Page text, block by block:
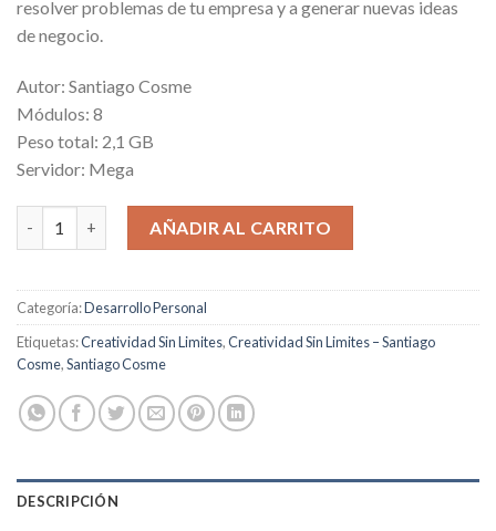
resolver problemas de tu empresa y a generar nuevas ideas
de negocio.
Autor: Santiago Cosme
Módulos: 8
Peso total: 2,1 GB
Servidor: Mega
Creatividad Sin Limites cantidad
AÑADIR AL CARRITO
Categoría:Desarrollo Personal
Etiquetas:Creatividad Sin Limites,Creatividad Sin Limites – Santiago
Cosme,Santiago Cosme
DESCRIPCIÓN